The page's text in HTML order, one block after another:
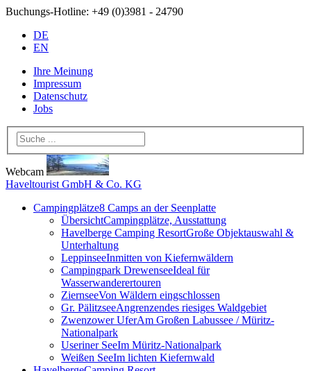
Buchungs-Hotline: +49 (0)3981 - 24790
DE
EN
Ihre Meinung
Impressum
Datenschutz
Jobs
Webcam
Haveltourist GmbH & Co. KG
Campingplätze8 Camps an der Seenplatte
ÜbersichtCampingplätze, Ausstattung
Havelberge Camping ResortGroße Objektauswahl &
Unterhaltung
LeppinseeInmitten von Kiefernwäldern
Campingpark DrewenseeIdeal für
Wasserwanderertouren
ZiernseeVon Wäldern eingschlossen
Gr. PälitzseeAngrenzendes riesiges Waldgebiet
Zwenzower UferAm Großen Labussee / Müritz-
Nationalpark
Useriner SeeIm Müritz-Nationalpark
Weißen SeeIm lichten Kiefernwald